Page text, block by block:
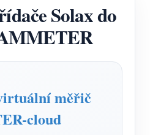
energie (WEM3050T)
Pro
Solax do
měřič
cloud